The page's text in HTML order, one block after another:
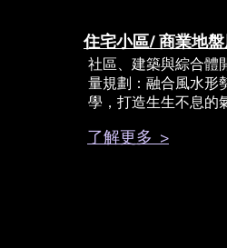
住宅小區/ 商業地盤
社區、建築與綜合體
量規劃：融合風水形
學，打造生生不息的
了解更多 >